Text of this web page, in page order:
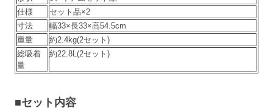
仕様
セット品×2
寸法
幅33×長33×高54.5cm
重量
約2.4kg(2セット)
総吸着
量
約22.8L(2セット)
■セット内容